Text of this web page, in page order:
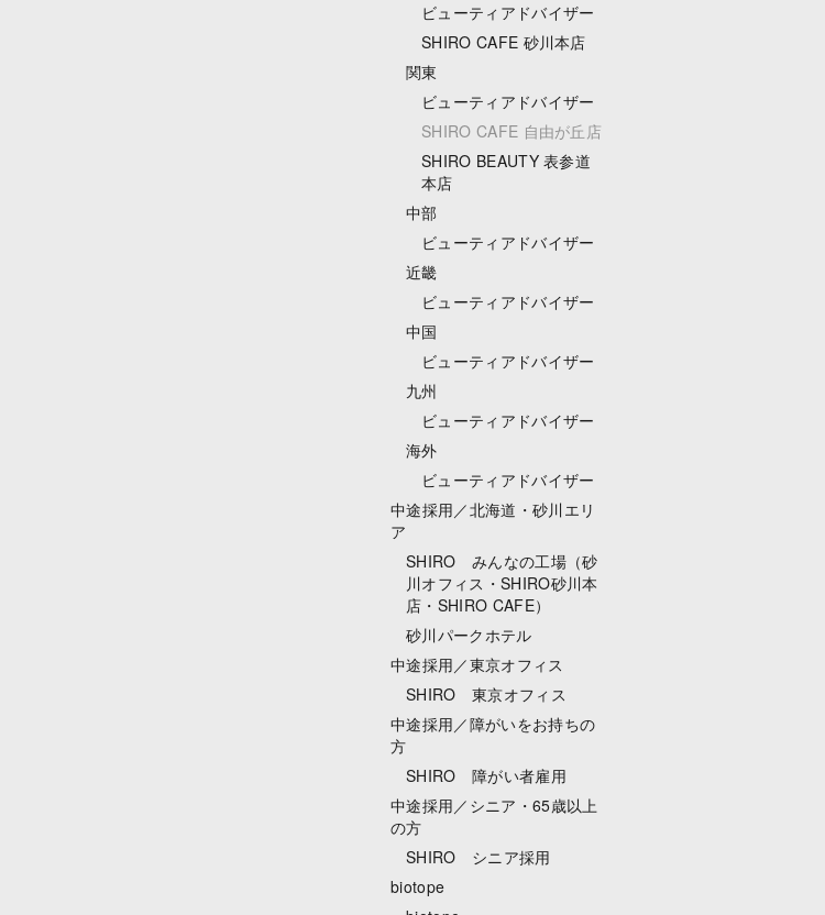
ビューティアドバイザー
SHIRO CAFE 砂川本店
関東
ビューティアドバイザー
SHIRO CAFE 自由が丘店
SHIRO BEAUTY 表参道
本店
中部
ビューティアドバイザー
近畿
ビューティアドバイザー
中国
ビューティアドバイザー
九州
ビューティアドバイザー
海外
ビューティアドバイザー
中途採用／北海道・砂川エリ
ア
SHIRO みんなの工場（砂
川オフィス・SHIRO砂川本
店・SHIRO CAFE）
砂川パークホテル
中途採用／東京オフィス
SHIRO 東京オフィス
中途採用／障がいをお持ちの
方
SHIRO 障がい者雇用
中途採用／シニア・65歳以上
の方
SHIRO シニア採用
biotope